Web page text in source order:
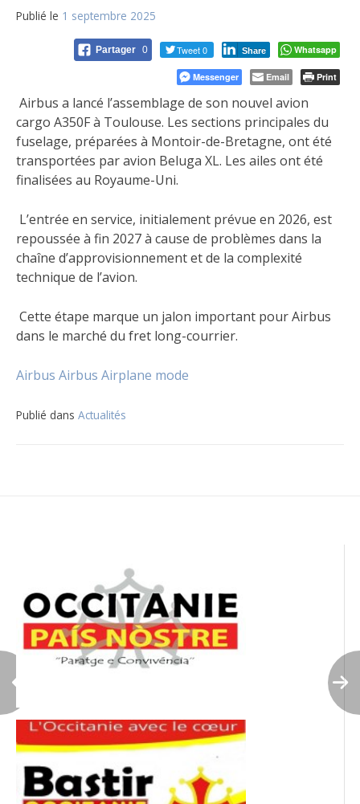
Publié le 1 septembre 2025
Partager 0 Tweet 0 Share Whatsapp
Messenger Email Print
Airbus a lancé l’assemblage de son nouvel avion
cargo A350F à Toulouse. Les sections principales du
fuselage, préparées à Montoir-de-Bretagne, ont été
transportées par avion Beluga XL. Les ailes ont été
finalisées au Royaume-Uni.
L’entrée en service, initialement prévue en 2026, est
repoussée à fin 2027 à cause de problèmes dans la
chaîne d’approvisionnement et de la complexité
technique de l’avion.
Cette étape marque un jalon important pour Airbus
dans le marché du fret long-courrier.
Airbus Airbus Airplane mode
Publié dans Actualités